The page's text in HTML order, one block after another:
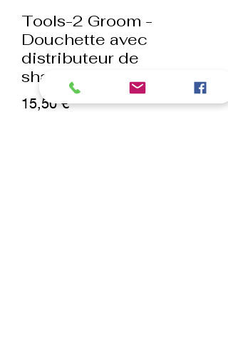
Tools-2 Groom -
Douchette avec
distributeur de
shampoing
15,50 €Prix